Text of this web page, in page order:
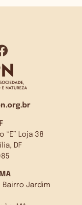
“E” Loja 38
DF
Bairro Jardim